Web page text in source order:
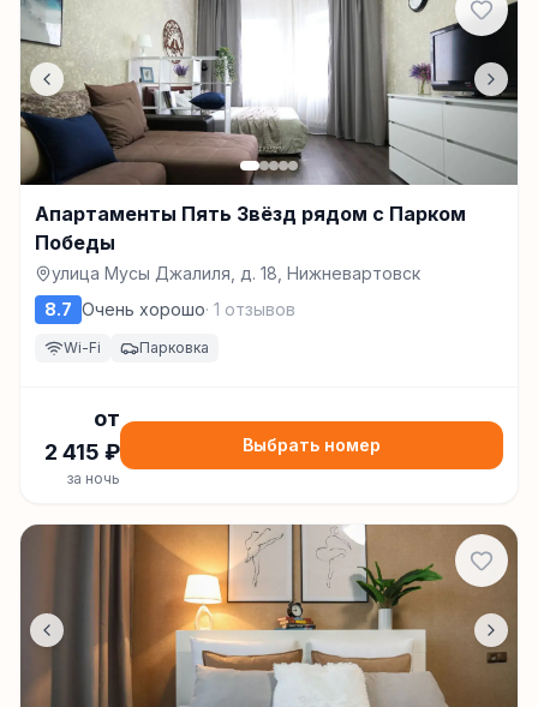
Апартаменты Пять Звёзд рядом с Парком
Победы
улица Мусы Джалиля, д. 18, Нижневартовск
8.7 Очень хорошо· 1 отзывов
Wi-Fi Парковка
от
2 415 ₽
за ночь
Выбрать номер